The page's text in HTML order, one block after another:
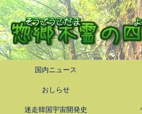
国内ニュース
おしらせ
迷走韓国宇宙開発史